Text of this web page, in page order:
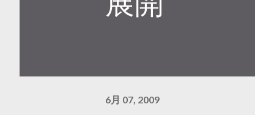
6月 07, 2009